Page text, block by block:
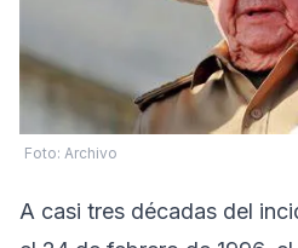
Foto: Archivo
A casi tres décadas del